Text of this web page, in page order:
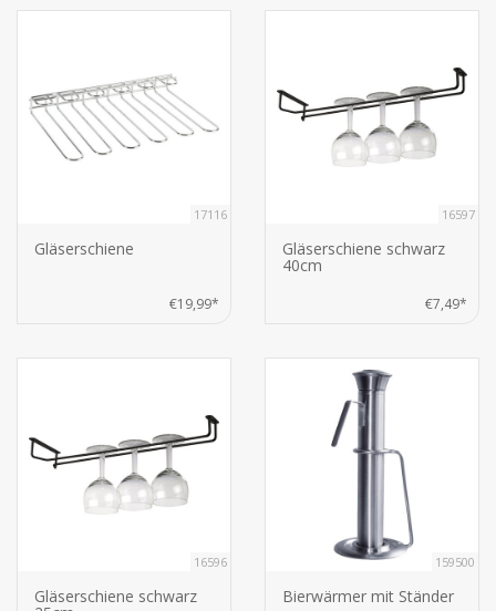
17116
Gläserschiene
€19,99*
16597
Gläserschiene schwarz
40cm
€7,49*
16596
Gläserschiene schwarz
159500
Bierwärmer mit Ständer